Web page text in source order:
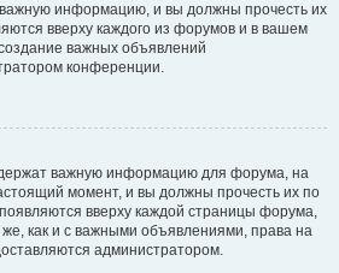
информацию, и вы должны прочесть их
вверху каждого из форумов и в вашем
важных объявлений
конференции.
важную информацию для форума, на
момент, и вы должны прочесть их по
вверху каждой страницы форума,
как и с важными объявлениями, права на
администратором.